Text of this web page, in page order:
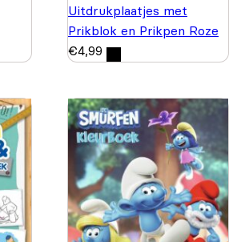
Uitdrukplaatjes met
Prikblok en Prikpen Roze
€4,99